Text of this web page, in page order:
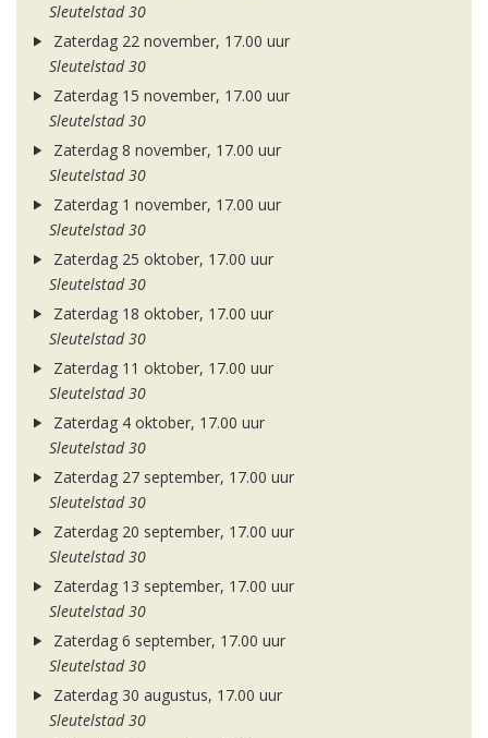
Sleutelstad 30
Zaterdag 22 november, 17.00 uur
Sleutelstad 30
Zaterdag 15 november, 17.00 uur
Sleutelstad 30
Zaterdag 8 november, 17.00 uur
Sleutelstad 30
Zaterdag 1 november, 17.00 uur
Sleutelstad 30
Zaterdag 25 oktober, 17.00 uur
Sleutelstad 30
Zaterdag 18 oktober, 17.00 uur
Sleutelstad 30
Zaterdag 11 oktober, 17.00 uur
Sleutelstad 30
Zaterdag 4 oktober, 17.00 uur
Sleutelstad 30
Zaterdag 27 september, 17.00 uur
Sleutelstad 30
Zaterdag 20 september, 17.00 uur
Sleutelstad 30
Zaterdag 13 september, 17.00 uur
Sleutelstad 30
Zaterdag 6 september, 17.00 uur
Sleutelstad 30
Zaterdag 30 augustus, 17.00 uur
Sleutelstad 30